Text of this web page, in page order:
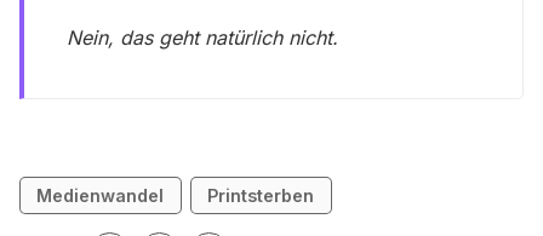
Nein, das geht natürlich nicht.
Medienwandel Printsterben